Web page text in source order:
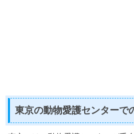
東京の動物愛護センターで